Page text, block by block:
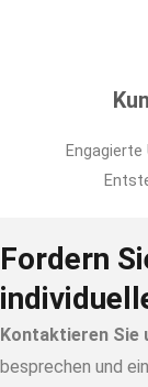
Fordern
Kontaktieren Sie
besprechen und